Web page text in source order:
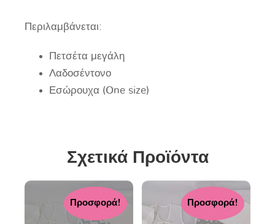
Περιλαμβάνεται:
Πετσέτα μεγάλη
Λαδοσέντονο
Εσώρουχα (One size)
Σχετικά Προϊόντα
Προσφορά! Προσφορά!